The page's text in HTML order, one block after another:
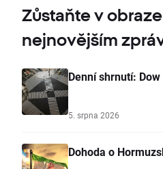
Zůstaňte v
nejnovějším
Denní shrnutí:
5. srpna 2026
Dohoda o